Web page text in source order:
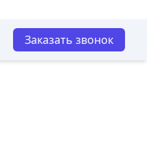
Заказать звонок